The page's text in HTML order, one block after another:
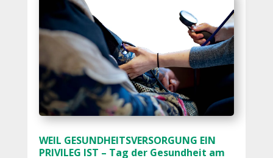
WEIL GESUNDHEITSVERSORGUNG EIN
PRIVILEG IST – Tag der Gesundheit am